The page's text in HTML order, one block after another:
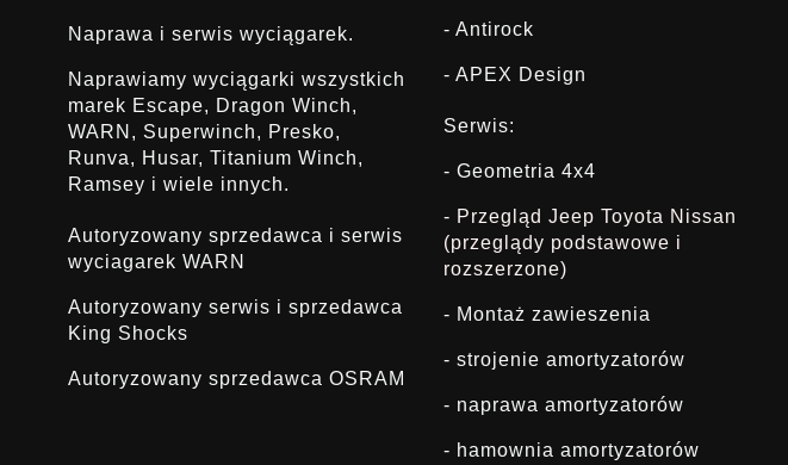
Naprawa i serwis wyciągarek.
Naprawiamy wyciągarki wszystkich
marek Escape, Dragon Winch,
WARN, Superwinch, Presko,
Runva, Husar, Titanium Winch,
Ramsey i wiele innych.
Autoryzowany sprzedawca i serwis
wyciagarek WARN
Autoryzowany serwis i sprzedawca
King Shocks
Autoryzowany sprzedawca OSRAM
- Antirock
- APEX Design
Serwis:
- Geometria 4x4
- Przegląd Jeep Toyota Nissan
(przeglądy podstawowe i
rozszerzone)
- Montaż zawieszenia
- strojenie amortyzatorów
- naprawa amortyzatorów
- hamownia amortyzatorów